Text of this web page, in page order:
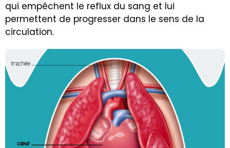
qui empêchent le reflux du sang et lui
permettent de progresser dans le sens de la
circulation.